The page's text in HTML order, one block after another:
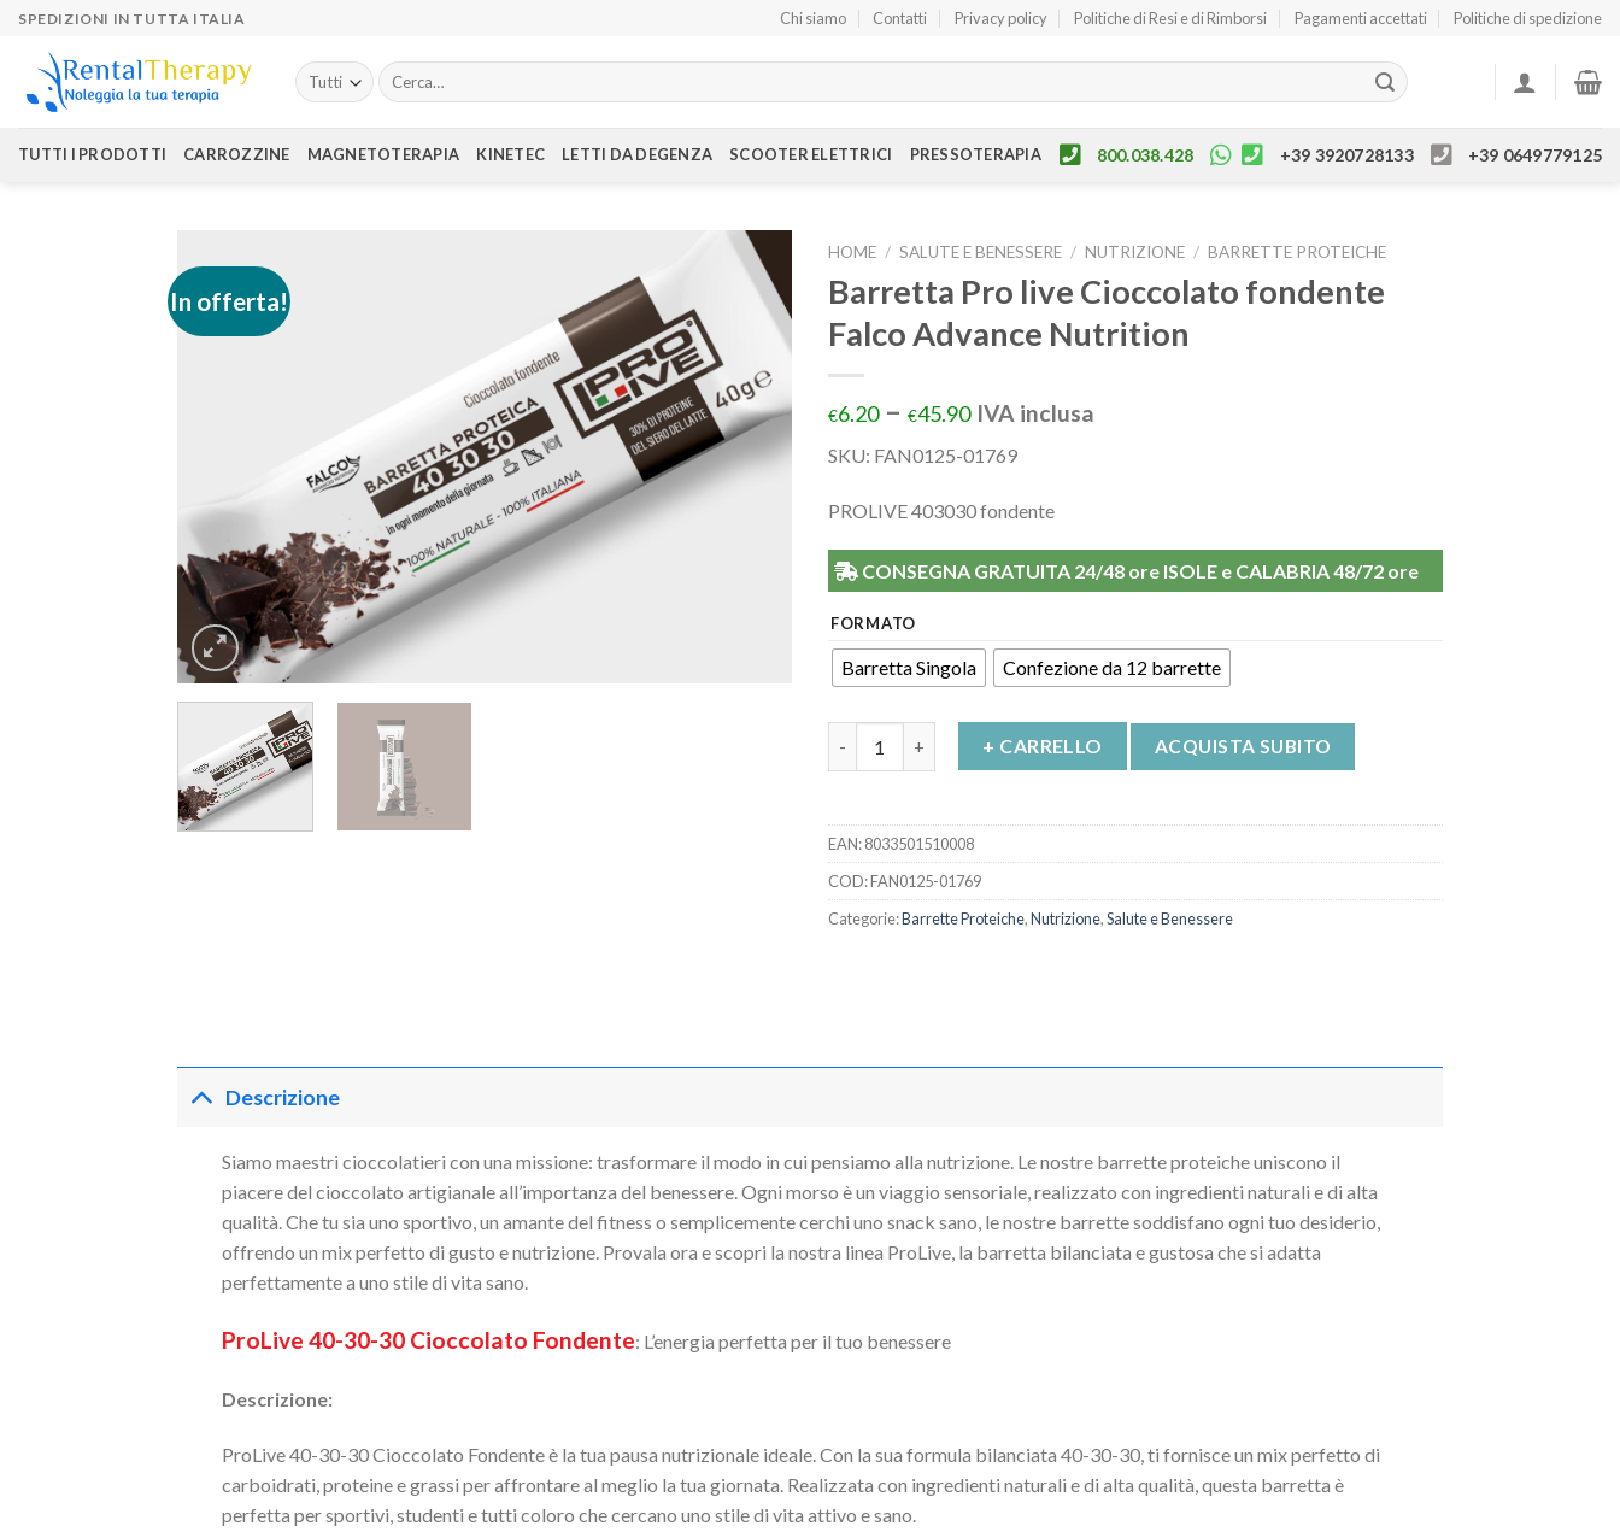
Skip
content
SPEDIZIONI IN TUTTA ITALIA Chi siamo Contatti Privacy policy Politiche di Resi e di Rimborsi Pagamenti accettati Politiche di spedizione
Cerca:
TUTTI I PRODOTTI CARROZZINE MAGNETOTERAPIA KINETEC LETTI DA DEGENZA SCOOTER ELETTRICI PRESSOTERAPIA 800.038.428 +39 3920728133 +39 0649779125
In offerta!
HOME / SALUTE E BENESSERE / NUTRIZIONE / BARRETTE PROTEICHE
Barretta Pro live Cioccolato fondente
Falco Advance Nutrition
€6.20– €45.90 IVA inclusa
SKU: FAN0125-01769
PROLIVE 403030 fondente
CONSEGNA GRATUITA 24/48 ore ISOLE e CALABRIA 48/72 ore
FORMATO
Barretta Singola Confezione da 12 barrette
+ CARRELLO ACQUISTA SUBITO
EAN:8033501510008
COD:FAN0125-01769
Categorie:Barrette Proteiche,Nutrizione,Salute e Benessere
Descrizione
Siamo maestri cioccolatieri con una missione: trasformare il modo in cui pensiamo alla nutrizione. Le nostre barrette proteiche uniscono il
piacere del cioccolato artigianale all’importanza del benessere. Ogni morso è un viaggio sensoriale, realizzato con ingredienti naturali e di alta
qualità. Che tu sia uno sportivo, un amante del fitness o semplicemente cerchi uno snack sano, le nostre barrette soddisfano ogni tuo desiderio,
offrendo un mix perfetto di gusto e nutrizione. Provala ora e scopri la nostra linea ProLive, la barretta bilanciata e gustosa che si adatta
perfettamente a uno stile di vita sano.
ProLive 40-30-30 Cioccolato Fondente: L’energia perfetta per il tuo benessere
Descrizione:
ProLive 40-30-30 Cioccolato Fondente è la tua pausa nutrizionale ideale. Con la sua formula bilanciata 40-30-30, ti fornisce un mix perfetto di
carboidrati, proteine e grassi per affrontare al meglio la tua giornata. Realizzata con ingredienti naturali e di alta qualità, questa barretta è
perfetta per sportivi, studenti e tutti coloro che cercano uno stile di vita attivo e sano.